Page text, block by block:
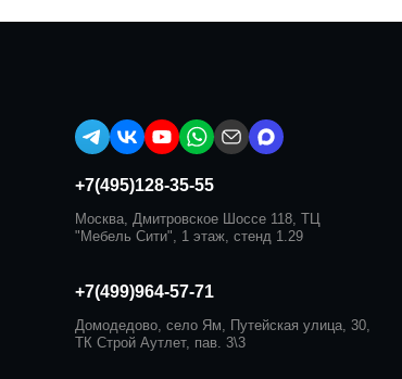
+7(495)128-35-55
Москва, Дмитровское Шоссе 118, ТЦ
"Мебель Сити", 1 этаж, стенд 1.29
+7(499)964-57-71
Домодедово, село Ям, Путейская улица, 30,
ТК Строй Аутлет, пав. 3\3